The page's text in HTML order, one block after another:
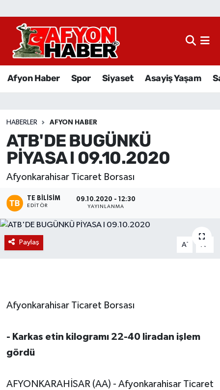
Afyon Haber Spor Siyaset Asayiş Yaşam
HABERLER AFYON HABER
ATB'DE BUGÜNKÜ
PİYASA l 09.10.2020
Afyonkarahisar Ticaret Borsası
TE BILISIM
EDITÖR
09.10.2020 - 12:30
YAYINLANMA
Paylaş A- A
Afyonkarahisar Ticaret Borsası
- Karkas etin kilogramı 22-40 liradan işlem
gördü
AFYONKARAHİSAR (AA) - Afyonkarahisar Ticaret
Afyon Haber
Sağlık
Eğitim
Magazin